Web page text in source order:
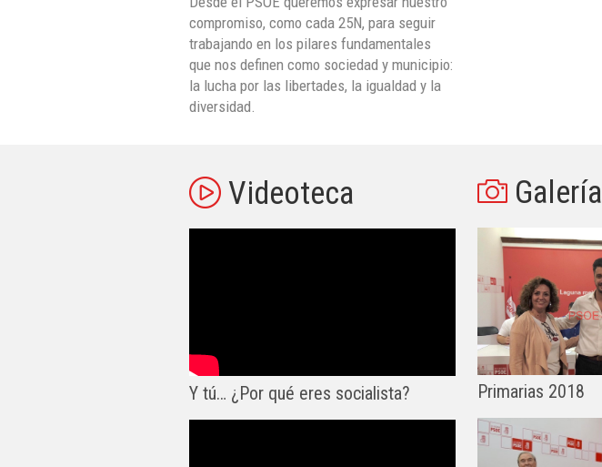
compromiso, como cada 25N, para seguir
trabajando en los pilares fundamentales
que nos definen como sociedad y municipio:
la lucha por las libertades, la igualdad y la
diversidad.
Videoteca
Y tú… ¿Por qué eres socialista?
Galería
Primarias 2018